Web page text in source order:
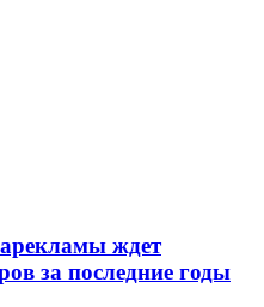
ждет
за последние годы